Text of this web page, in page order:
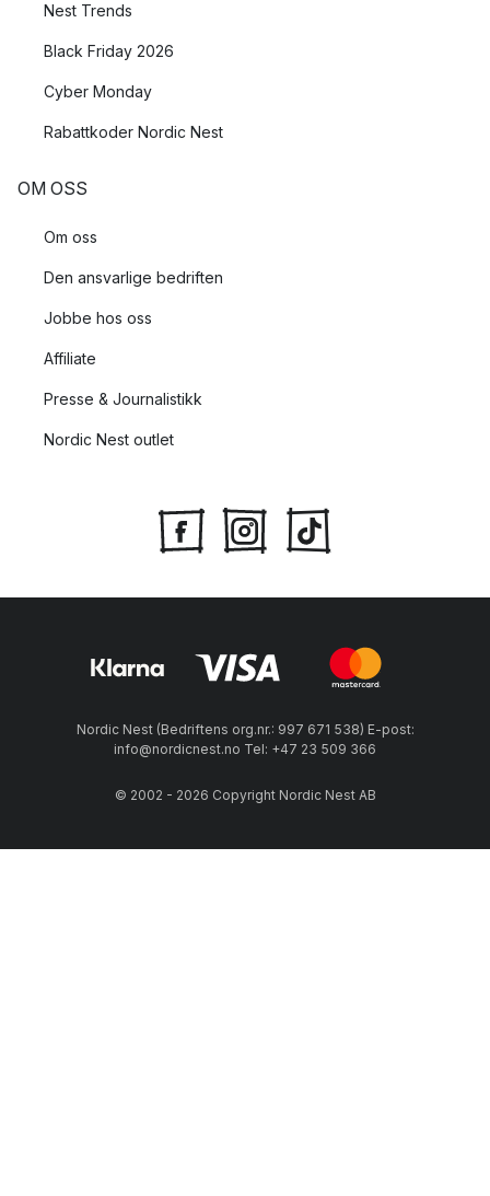
Noen år senere hadde de utvidet til å bli et par ansatte. På
1970-tallet flyttet Hardanger Bestikk inn i fabrikklokaler, og det
Hardanger Bestikk er i dag svært populære bestikk og
Nest Trends
Black Friday 2026
Cyber Monday
Rabattkoder Nordic Nest
OM OSS
Om oss
Den ansvarlige bedriften
Jobbe hos oss
Affiliate
Presse & Journalistikk
Nordic Nest outlet
Nordic Nest (Bedriftens org.nr.: 997 671 538) E-post:
info@nordicnest.no Tel: +47 23 509 366
© 2002 - 2026 Copyright Nordic Nest AB